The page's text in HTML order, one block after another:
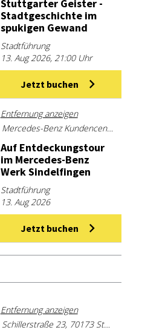
Stutt­gar­ter Geis­ter -
Stadt­ge­schich­te im
spu­ki­gen Ge­wand
Stadtführung
13. Aug 2026, 21:00 Uhr
Jetzt buchen
Entfernung anzeigen
Mercedes-Benz Kundencenter Sindelfingen
Auf Ent­de­ckungs­tour
im Mer­ce­des-Benz
Werk Sin­del­fin­gen
Stadtführung
13. Aug 2026
Jetzt buchen
Entfernung anzeigen
Schillerstraße 23, 70173 Stuttgart